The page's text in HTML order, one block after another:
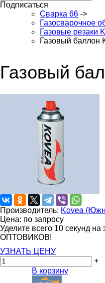
Подписаться
Сварка 66 ->
Газосварочное
Газовые резаки
Газовый баллон
Газовый
Производитель: Kovea
Цена: по запросу
Уделите всего 10 секунд
ОПТОВИКОВ!
УЗНАТЬ ЦЕНУ
+
В корзину